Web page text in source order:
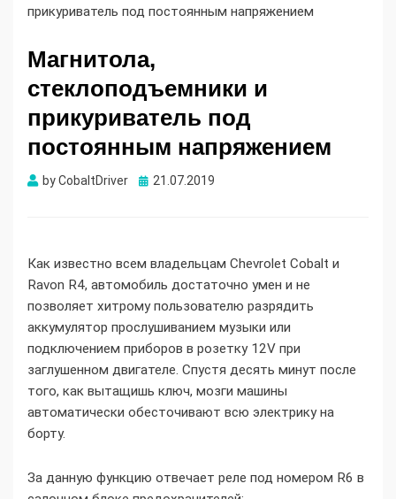
прикуриватель под постоянным напряжением
Магнитола,
стеклоподъемники и
прикуриватель под
постоянным напряжением
byCobaltDriver Опубликовано
21.07.2019
Как известно всем владельцам Chevrolet Cobalt и
Ravon R4, автомобиль достаточно умен и не
позволяет хитрому пользователю разрядить
аккумулятор прослушиванием музыки или
подключением приборов в розетку 12V при
заглушенном двигателе. Спустя десять минут после
того, как вытащишь ключ, мозги машины
автоматически обесточивают всю электрику на
борту.
За данную функцию отвечает реле под номером R6 в